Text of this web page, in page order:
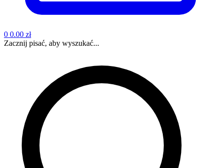
0 0.00 zł
Zacznij pisać, aby wyszukać...